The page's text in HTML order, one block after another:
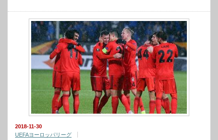
2018-11-30
UEFAヨーロッパリーグ